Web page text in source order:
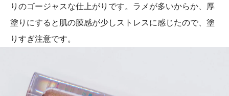
りのゴージャスな仕上がりです。ラメが多いからか、厚
塗りにすると肌の膜感が少しストレスに感じたので、塗
りすぎ注意です。